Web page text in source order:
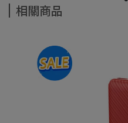
相關商品